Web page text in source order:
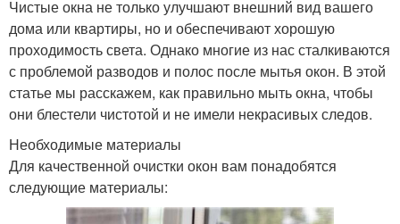
Чистые окна не только улучшают внешний вид вашего
дома или квартиры, но и обеспечивают хорошую
проходимость света. Однако многие из нас сталкиваются
с проблемой разводов и полос после мытья окон. В этой
статье мы расскажем, как правильно мыть окна, чтобы
они блестели чистотой и не имели некрасивых следов.
Необходимые материалы
Для качественной очистки окон вам понадобятся
следующие материалы: